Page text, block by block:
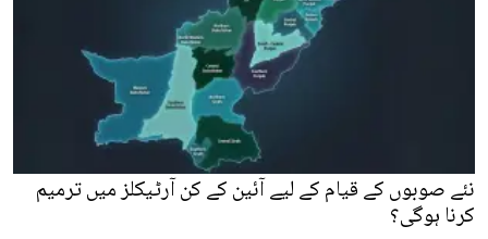
نئے صوبوں کے قیام کے لیے آئین کے کن آرٹیکلز میں ترمیم
کرنا ہوگی؟